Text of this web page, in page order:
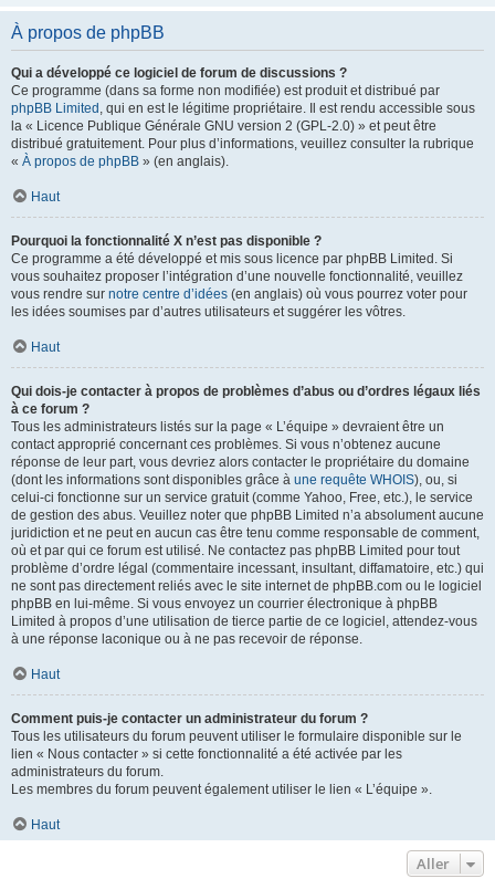
À propos de phpBB
Qui a développé ce logiciel de forum de discussions ?
Ce programme (dans sa forme non modifiée) est produit et distribué par
phpBB Limited , qui en est le légitime propriétaire. Il est rendu accessible sous
la « Licence Publique Générale GNU version 2 (GPL-2.0) » et peut être
distribué gratuitement. Pour plus d’informations, veuillez consulter la rubrique
« À propos de phpBB » (en anglais).
Haut
Pourquoi la fonctionnalité X n’est pas disponible ?
Ce programme a été développé et mis sous licence par phpBB Limited. Si
vous souhaitez proposer l’intégration d’une nouvelle fonctionnalité, veuillez
vous rendre sur notre centre d’idées (en anglais) où vous pourrez voter pour
les idées soumises par d’autres utilisateurs et suggérer les vôtres.
Haut
Qui dois-je contacter à propos de problèmes d’abus ou d’ordres légaux liés
à ce forum ?
Tous les administrateurs listés sur la page « L’équipe » devraient être un
contact approprié concernant ces problèmes. Si vous n’obtenez aucune
réponse de leur part, vous devriez alors contacter le propriétaire du domaine
(dont les informations sont disponibles grâce à une requête WHOIS), ou, si
celui-ci fonctionne sur un service gratuit (comme Yahoo, Free, etc.), le service
de gestion des abus. Veuillez noter que phpBB Limited n’a absolument aucune
juridiction et ne peut en aucun cas être tenu comme responsable de comment,
où et par qui ce forum est utilisé. Ne contactez pas phpBB Limited pour tout
problème d’ordre légal (commentaire incessant, insultant, diffamatoire, etc.) qui
ne sont pas directement reliés avec le site internet de phpBB.com ou le logiciel
phpBB en lui-même. Si vous envoyez un courrier électronique à phpBB
Limited à propos d’une utilisation de tierce partie de ce logiciel, attendez-vous
à une réponse laconique ou à ne pas recevoir de réponse.
Haut
Comment puis-je contacter un administrateur du forum ?
Tous les utilisateurs du forum peuvent utiliser le formulaire disponible sur le
lien « Nous contacter » si cette fonctionnalité a été activée par les
administrateurs du forum.
Les membres du forum peuvent également utiliser le lien « L’équipe ».
Haut
Aller